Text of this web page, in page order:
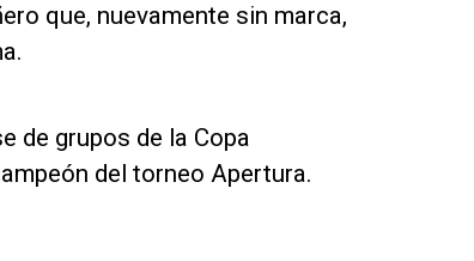
que, nuevamente sin marca,
de grupos de la Copa
del torneo Apertura.